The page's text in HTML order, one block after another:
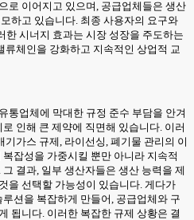
로 이어지고 있으며, 공급업체들은 생산
하고 있습니다. 최종 사용자의 요구와
한 시너지 효과는 시장 성장을 주도하는
류체인을 강화하고 지속적인 상업적 교
통업체에 막대한 규정 준수 부담을 안겨
인해 큰 제약에 직면해 있습니다. 이러
가스 규제, 라이선싱, 폐기물 관리의 이
잡성을 가중시킬 뿐만 아니라 지속적
결과, 일부 생산자들은 생산 능력을 제
을 선택할 가능성이 있습니다. 게다가
션을 복잡하게 만들어, 공급업체와 구
됩니다. 이러한 복잡한 규제 상황은 결